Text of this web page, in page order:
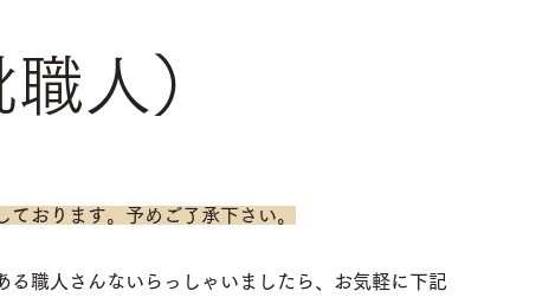
人）
おります。予めご了承下さい。
る職人さんないらっしゃいましたら、お気軽に下記